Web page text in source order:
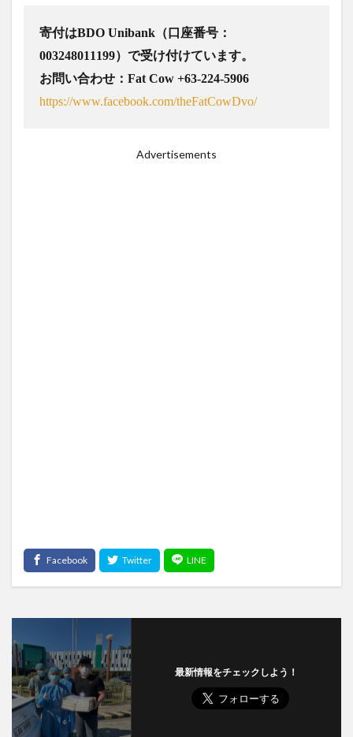
寄付はBDO Unibank（口座番号：
003248011199）で受け付けています。
お問い合わせ：Fat Cow +63-224-5906
https://www.facebook.com/theFatCowDvo/
Advertisements
最新情報をチェックしよう！